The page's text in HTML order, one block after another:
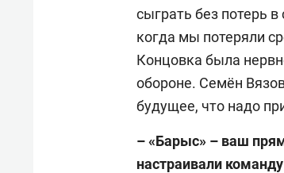
сыграть без потерь
когда мы потеряли
Концовка была
обороне. Семён
будущее, что надо
– «Барыс» – ваш
настраивали